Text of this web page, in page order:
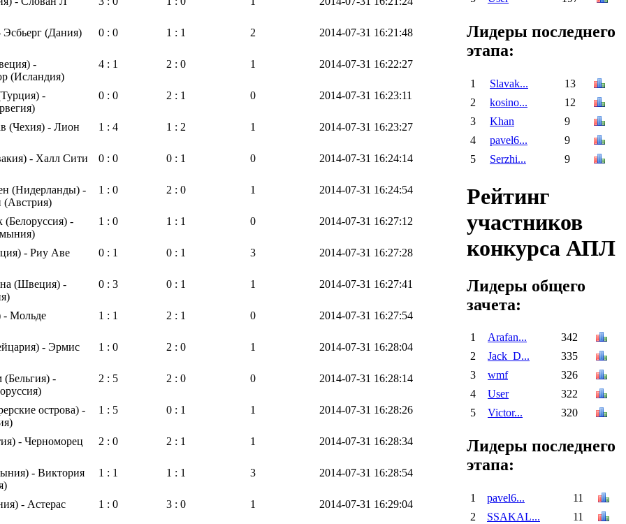
(Дания) 0 : 0 1 : 1 2 2014-07-31 16:21:48
-
(Исландия)
4 : 1 2 : 0 1 2014-07-31 16:22:27
-
0 : 0 2 : 1 0 2014-07-31 16:23:11
(Чехия) - Лион
1 : 4 1 : 2 1 2014-07-31 16:23:27
- Халл Сити
0 : 0 0 : 1 0 2014-07-31 16:24:14
(Нидерланды) -
(Австрия)
1 : 0 2 : 0 1 2014-07-31 16:24:54
-
1 : 0 1 : 1 0 2014-07-31 16:27:12
- Риу Аве
0 : 1 0 : 1 3 2014-07-31 16:27:28
(Швеция) -
0 : 3 0 : 1 1 2014-07-31 16:27:41
- Мольде
1 : 1 2 : 1 0 2014-07-31 16:27:54
- Эрмис
1 : 0 2 : 0 1 2014-07-31 16:28:04
(Бельгия) -
2 : 5 2 : 0 0 2014-07-31 16:28:14
острова) -
1 : 5 0 : 1 1 2014-07-31 16:28:26
- Черноморец
2 : 0 2 : 1 1 2014-07-31 16:28:34
- Виктория
1 : 1 1 : 1 3 2014-07-31 16:28:54
- Астерас
1 : 0 3 : 0 1 2014-07-31 16:29:04
Лидеры последнего
этапа:
1 Slavak...
13
2
kosino...
12
3
Khan
9
4
pavel6...
9
5
Serzhi... 9
Рейтинг
участников
конкурса АПЛ
Лидеры общего
зачета:
1 Arafan...
342
2
Jack_D...
335
3
wmf
326
4
User
322
5
Victor... 320
Лидеры последнего
этапа:
1 pavel6...
11
2
SSAKAL...
11